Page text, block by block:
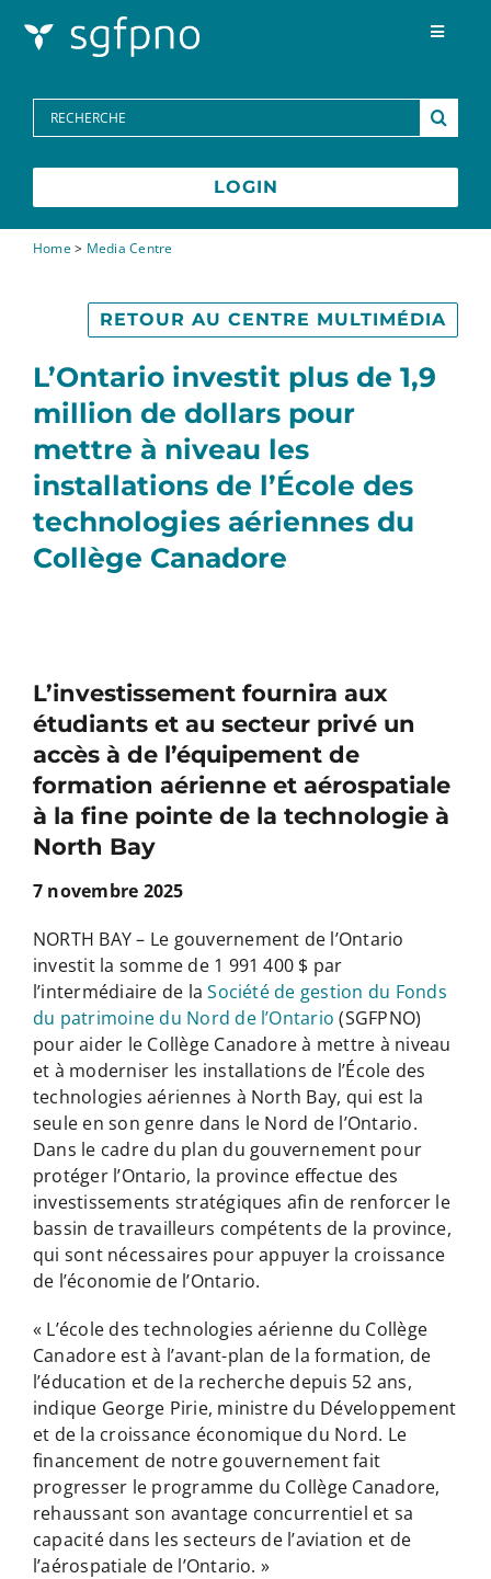
Toggle
FAQs
Contactez-nous
English
Search
for:
LOGIN
Home> Media Centre
L’Ontario investit plus de 1,9
million de dollars pour
mettre à niveau les
installations de l’École des
technologies aériennes du
Collège Canadore
RETOUR AU CENTRE MULTIMÉDIA
L’investissement fournira aux
étudiants et au secteur privé un
accès à de l’équipement de
formation aérienne et aérospatiale
à la fine pointe de la technologie à
North Bay
7 novembre 2025
NORTH BAY – Le gouvernement de l’Ontario
investit la somme de 1 991 400 $ par
l’intermédiaire de laSociété de gestion du Fonds
du patrimoine du Nord de l’Ontario (SGFPNO)
pour aider le Collège Canadore à mettre à niveau
et à moderniser les installations de l’École des
technologies aériennes à North Bay, qui est la
seule en son genre dans le Nord de l’Ontario.
Dans le cadre du plan du gouvernement pour
protéger l’Ontario, la province effectue des
investissements stratégiques afin de renforcer le
bassin de travailleurs compétents de la province,
qui sont nécessaires pour appuyer la croissance
de l’économie de l’Ontario.
« L’école des technologies aérienne du Collège
Canadore est à l’avant-plan de la formation, de
l’éducation et de la recherche depuis 52 ans,
indique George Pirie, ministre du Développement
et de la croissance économique du Nord. Le
financement de notre gouvernement fait
progresser le programme du Collège Canadore,
rehaussant son avantage concurrentiel et sa
capacité dans les secteurs de l’aviation et de
l’aérospatiale de l’Ontario. »